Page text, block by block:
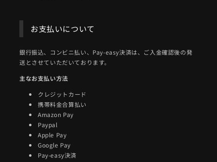
お支払いについて
銀行振込、コンビニ払い、Pay-easy決済は、ご入金確認後の発
送とさせていただいております。
主なお支払い方法
クレジットカード
携帯料金合算払い
Amazon Pay
Paypal
Apple Pay
Google Pay
Pay-easy決済